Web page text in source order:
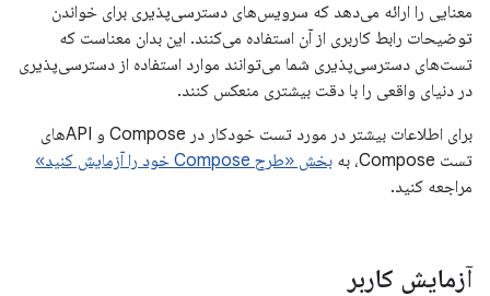
معنایی را ارائه می‌دهد که سرویس‌های دسترسی‌پذیری برای خواندن
توضیحات رابط کاربری از آن استفاده می‌کنند. این بدان معناست که
تست‌های دسترسی‌پذیری شما می‌توانند موارد استفاده از دسترسی‌پذیری
در دنیای واقعی را با دقت بیشتری منعکس کنند.
برای اطلاعات بیشتر در مورد تست خودکار در Compose و APIهای
تست Compose، به
بخش «طرح Compose خود را آزمایش کنید»
مراجعه کنید.
آزمایش کاربر